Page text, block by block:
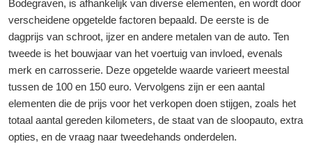
Bodegraven, is afhankelijk van diverse elementen, en wordt door
verscheidene opgetelde factoren bepaald. De eerste is de
dagprijs van schroot, ijzer en andere metalen van de auto. Ten
tweede is het bouwjaar van het voertuig van invloed, evenals
merk en carrosserie. Deze opgetelde waarde varieert meestal
tussen de 100 en 150 euro. Vervolgens zijn er een aantal
elementen die de prijs voor het verkopen doen stijgen, zoals het
totaal aantal gereden kilometers, de staat van de sloopauto, extra
opties, en de vraag naar tweedehands onderdelen.